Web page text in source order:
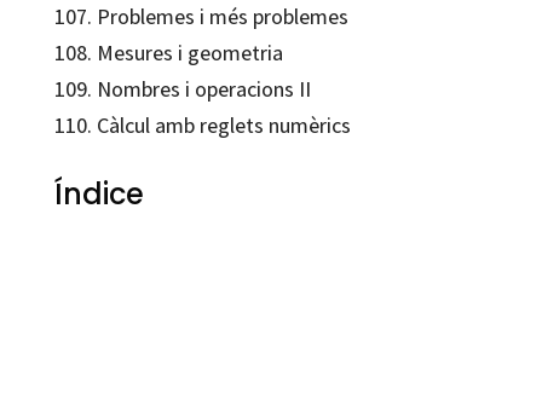
107. Problemes i més problemes
108. Mesures i geometria
109. Nombres i operacions II
110. Càlcul amb reglets numèrics
Índice